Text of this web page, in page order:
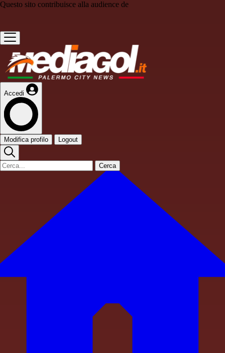
Questo sito contribuisce alla audience de
Accedi
Modifica profilo Logout
Cerca